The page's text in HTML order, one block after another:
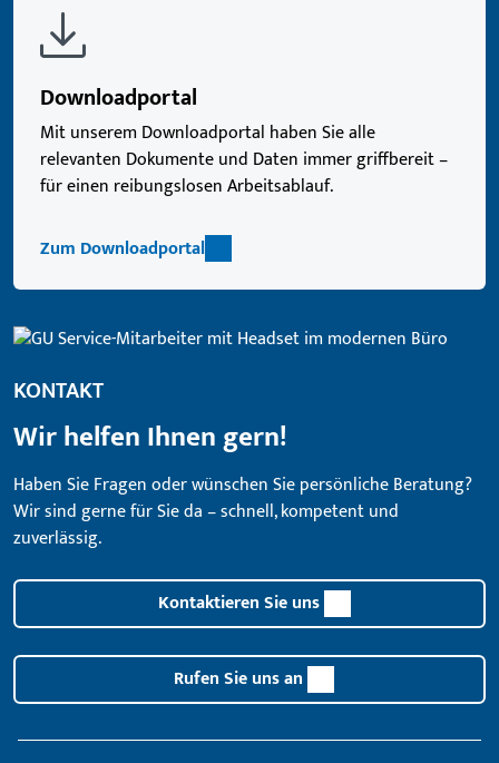
Downloadportal
Mit unserem Downloadportal haben Sie alle
relevanten Dokumente und Daten immer griffbereit –
für einen reibungslosen Arbeitsablauf.
Zum Downloadportal
KONTAKT
Wir helfen Ihnen gern!
Haben Sie Fragen oder wünschen Sie persönliche Beratung?
Wir sind gerne für Sie da – schnell, kompetent und
zuverlässig.
Kontaktieren Sie uns
Rufen Sie uns an